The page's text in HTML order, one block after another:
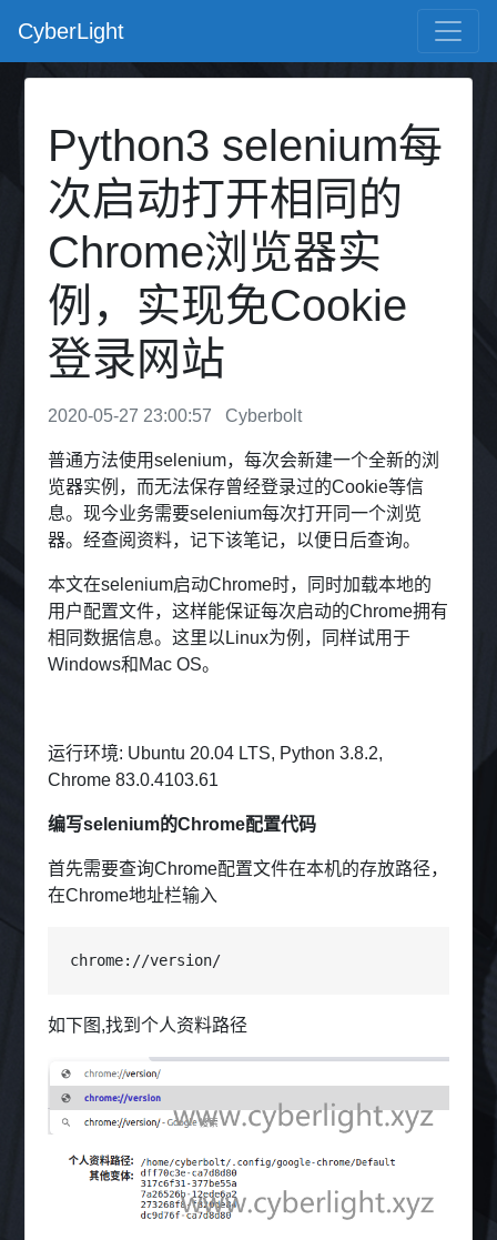
CyberLight
Python3 selenium每
次启动打开相同的
Chrome浏览器实
例，实现免Cookie
登录网站
2020-05-27 23:00:57 Cyberbolt
普通方法使用selenium，每次会新建一个全新的浏
览器实例，而无法保存曾经登录过的Cookie等信
息。现今业务需要selenium每次打开同一个浏览
器。经查阅资料，记下该笔记，以便日后查询。
本文在selenium启动Chrome时，同时加载本地的
用户配置文件，这样能保证每次启动的Chrome拥有
相同数据信息。这里以Linux为例，同样试用于
Windows和Mac OS。
运行环境: Ubuntu 20.04 LTS, Python 3.8.2,
Chrome 83.0.4103.61
编写selenium的Chrome配置代码
首先需要查询Chrome配置文件在本机的存放路径，
在Chrome地址栏输入
chrome://version/
如下图,找到个人资料路径